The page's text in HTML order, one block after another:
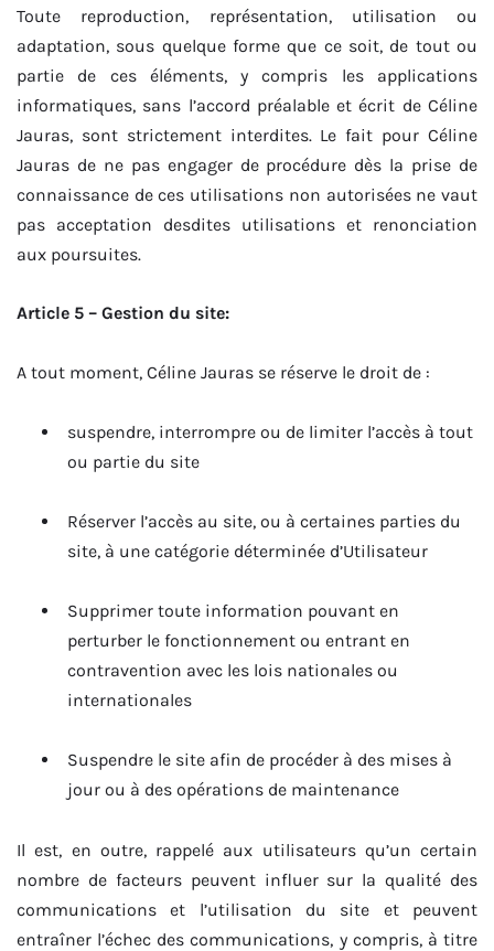
Toute reproduction, représentation, utilisation ou
adaptation, sous quelque forme que ce soit, de tout ou
partie de ces éléments, y compris les applications
informatiques, sans l’accord préalable et écrit de Céline
Jauras, sont strictement interdites. Le fait pour Céline
Jauras de ne pas engager de procédure dès la prise de
connaissance de ces utilisations non autorisées ne vaut
pas acceptation desdites utilisations et renonciation
aux poursuites.
Article 5 – Gestion du site:
A tout moment, Céline Jauras se réserve le droit de :
suspendre, interrompre ou de limiter l’accès à tout
ou partie du site
Réserver l’accès au site, ou à certaines parties du
site, à une catégorie déterminée d’Utilisateur
Supprimer toute information pouvant en
perturber le fonctionnement ou entrant en
contravention avec les lois nationales ou
internationales
Suspendre le site afin de procéder à des mises à
jour ou à des opérations de maintenance
Il est, en outre, rappelé aux utilisateurs qu’un certain
nombre de facteurs peuvent influer sur la qualité des
communications et l’utilisation du site et peuvent
entraîner l’échec des communications, y compris, à titre